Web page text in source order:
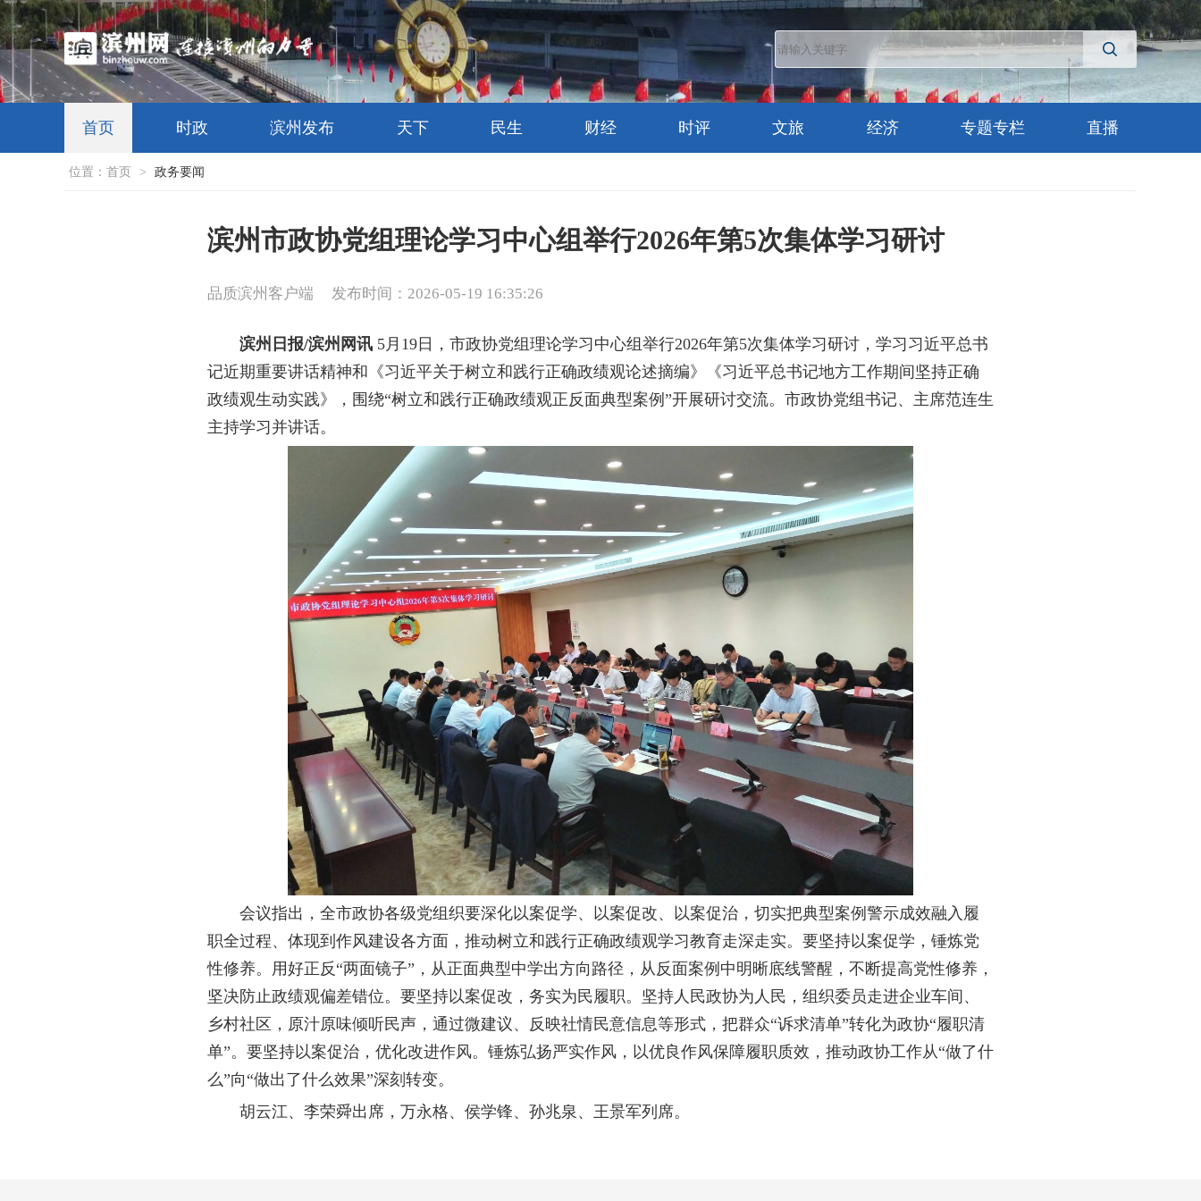
首页 时政 滨州发布 天下 民生 财经 时评 文旅 经济 专题专栏 直播
位置： 首页 > 政务要闻
滨州市政协党组理论学习中心组举行2026年第5次集体学习研讨
品质滨州客户端 发布时间：2026-05-19 16:35:26
滨州日报/滨州网讯 5月19日，市政协党组理论学习中心组举行2026年第5次集体学习研讨，学习习近平总书
记近期重要讲话精神和《习近平关于树立和践行正确政绩观论述摘编》《习近平总书记地方工作期间坚持正确
政绩观生动实践》，围绕“树立和践行正确政绩观正反面典型案例”开展研讨交流。市政协党组书记、主席范连生
主持学习并讲话。
会议指出，全市政协各级党组织要深化以案促学、以案促改、以案促治，切实把典型案例警示成效融入履
职全过程、体现到作风建设各方面，推动树立和践行正确政绩观学习教育走深走实。要坚持以案促学，锤炼党
性修养。用好正反“两面镜子”，从正面典型中学出方向路径，从反面案例中明晰底线警醒，不断提高党性修养，
坚决防止政绩观偏差错位。要坚持以案促改，务实为民履职。坚持人民政协为人民，组织委员走进企业车间、
乡村社区，原汁原味倾听民声，通过微建议、反映社情民意信息等形式，把群众“诉求清单”转化为政协“履职清
单”。要坚持以案促治，优化改进作风。锤炼弘扬严实作风，以优良作风保障履职质效，推动政协工作从“做了什
么”向“做出了什么效果”深刻转变。
胡云江、李荣舜出席，万永格、侯学锋、孙兆泉、王景军列席。